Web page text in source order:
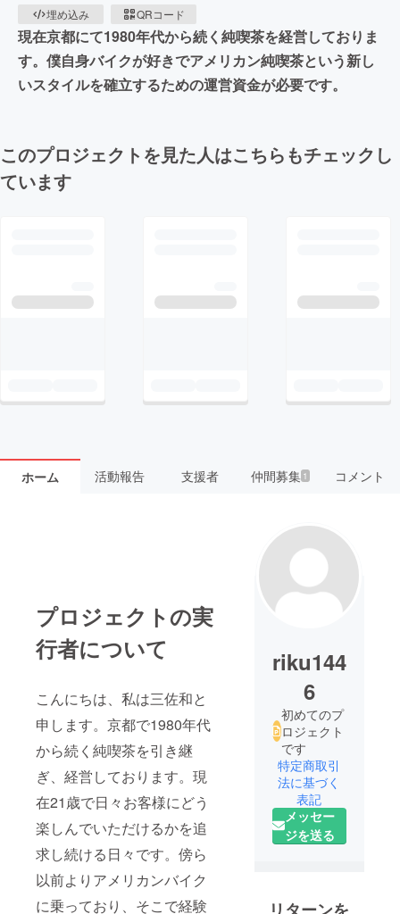
埋め込み
QRコード
現在京都にて1980年代から続く純喫茶を経営しておりま
す。僕自身バイクが好きでアメリカン純喫茶という新し
いスタイルを確立するための運営資金が必要です。
このプロジェクトを見た人はこちらもチェックし
ています
ホーム 活動報告 支援者 仲間募集 1 コメント
プロジェクトの実
行者について
こんにちは、私は三佐和と
申します。京都で1980年代
から続く純喫茶を引き継
ぎ、経営しております。現
在21歳で日々お客様にどう
楽しんでいただけるかを追
求し続ける日々です。傍ら
以前よりアメリカンバイク
に乗っており、そこで経験
riku144
6
初めてのプ
ロジェクト
です
特定商取引
法に基づく
表記
メッセー
ジを送る
リターンを